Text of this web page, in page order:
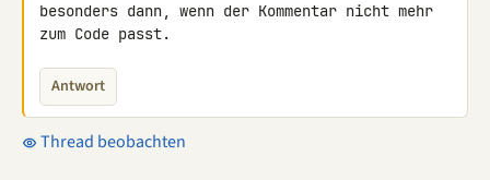
besonders dann, wenn der Kommentar nicht mehr
zum Code passt.
Antwort
Thread beobachten